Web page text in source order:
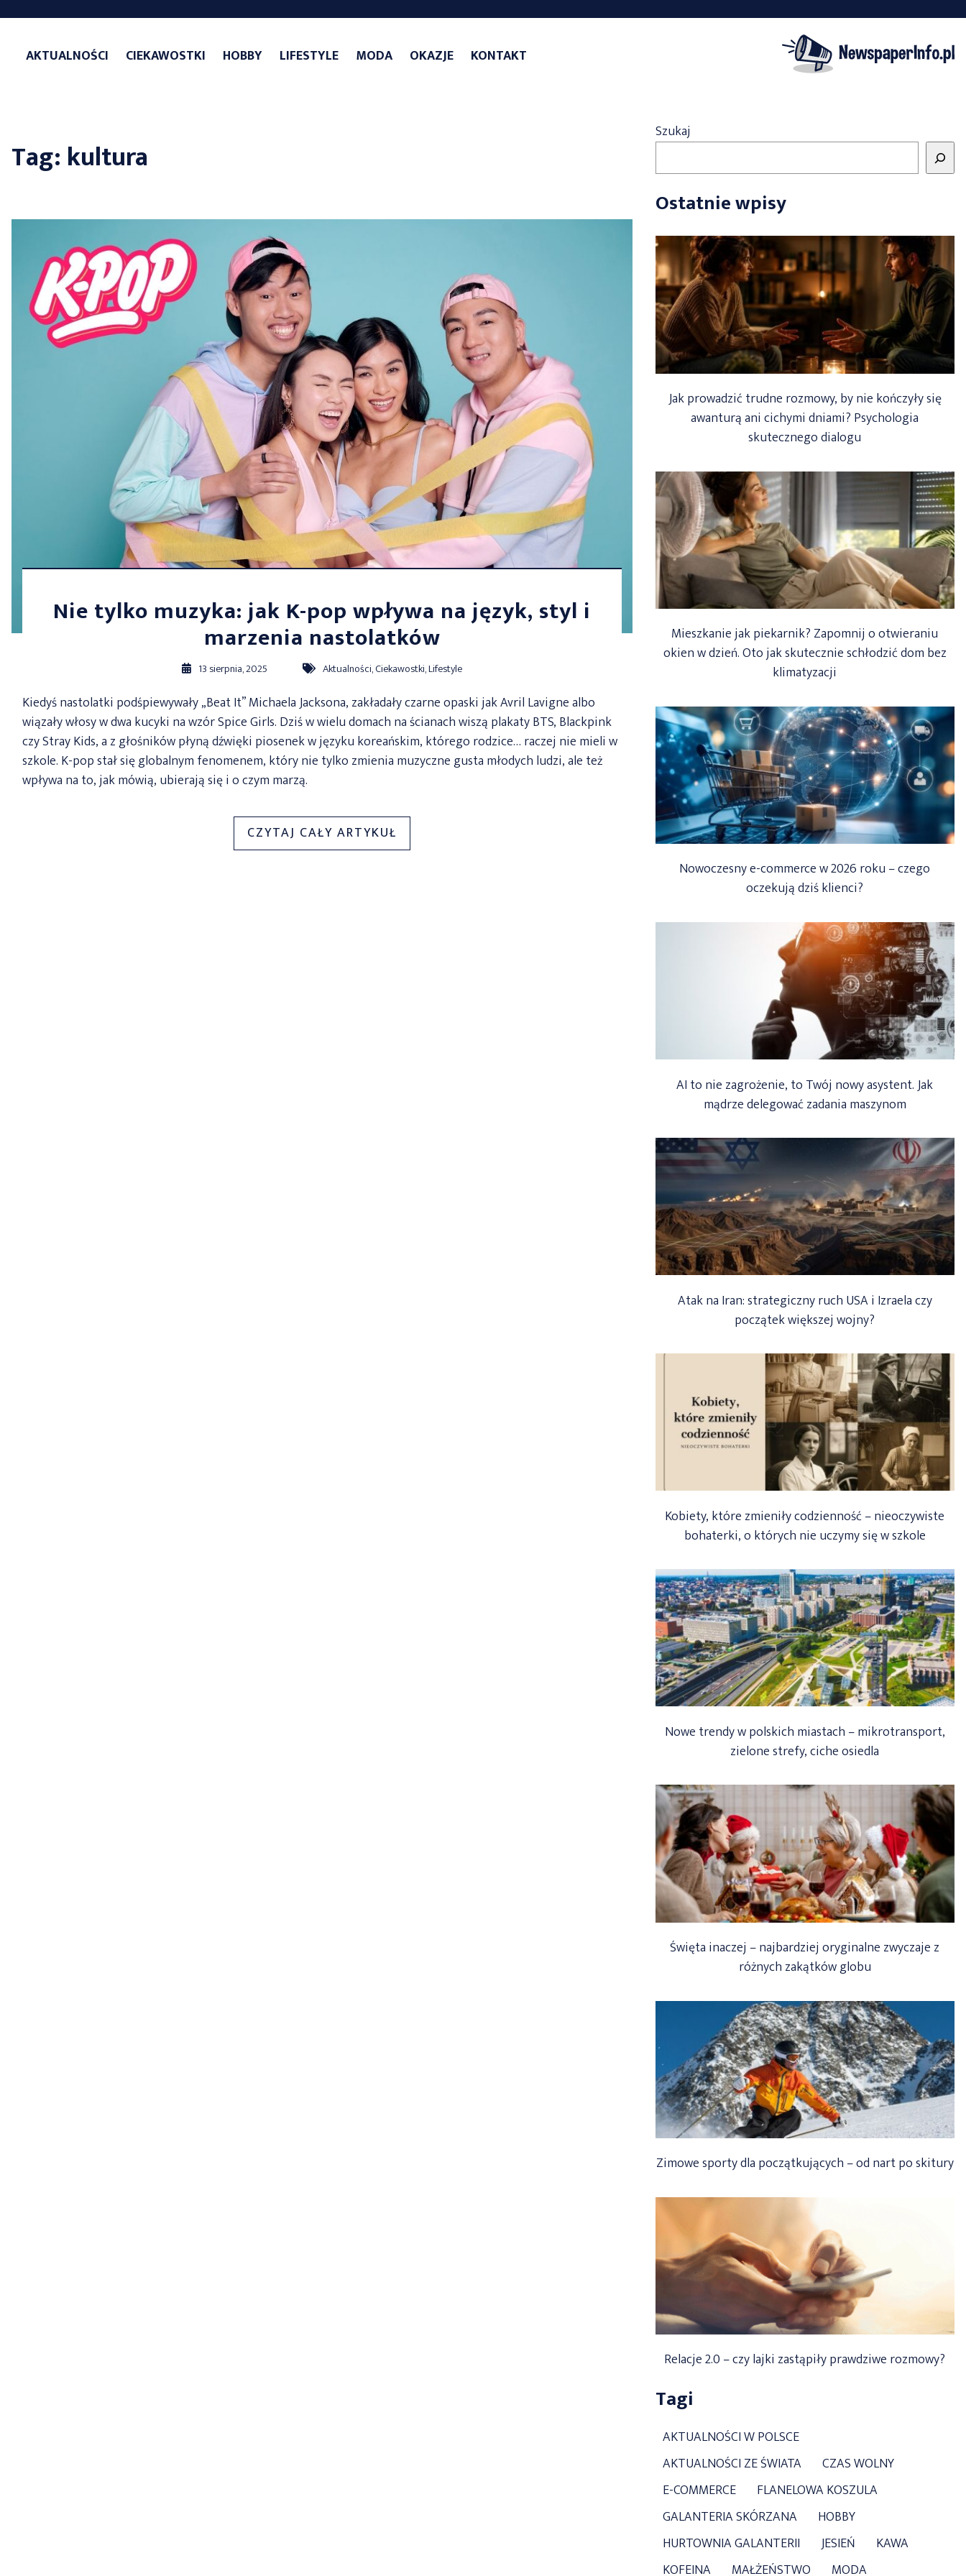
contentAKTUALNOŚCI CIEKAWOSTKI HOBBY LIFESTYLE MODA OKAZJE KONTAKT
Tag: kultura
Nie tylko muzyka: jak K-pop wpływa na język, styl i
marzenia nastolatków
13 sierpnia, 2025 Aktualności,Ciekawostki,Lifestyle
Kiedyś nastolatki podśpiewywały „Beat It” Michaela Jacksona, zakładały czarne opaski jak Avril Lavigne albo
wiązały włosy w dwa kucyki na wzór Spice Girls. Dziś w wielu domach na ścianach wiszą plakaty BTS, Blackpink
czy Stray Kids, a z głośników płyną dźwięki piosenek w języku koreańskim, którego rodzice… raczej nie mieli w
szkole. K-pop stał się globalnym fenomenem, który nie tylko zmienia muzyczne gusta młodych ludzi, ale też
wpływa na to, jak mówią, ubierają się i o czym marzą.
CZYTAJ CAŁY ARTYKUŁ
TYLKO
Szukaj
Ostatnie wpisy
Jak prowadzić trudne rozmowy, by nie kończyły się
awanturą ani cichymi dniami? Psychologia
skutecznego dialogu
Mieszkanie jak piekarnik? Zapomnij o otwieraniu
okien w dzień. Oto jak skutecznie schłodzić dom bez
klimatyzacji
Nowoczesny e-commerce w 2026 roku – czego
oczekują dziś klienci?
AI to nie zagrożenie, to Twój nowy asystent. Jak
mądrze delegować zadania maszynom
Atak na Iran: strategiczny ruch USA i Izraela czy
początek większej wojny?
Kobiety, które zmieniły codzienność – nieoczywiste
bohaterki, o których nie uczymy się w szkole
Nowe trendy w polskich miastach – mikrotransport,
zielone strefy, ciche osiedla
Święta inaczej – najbardziej oryginalne zwyczaje z
różnych zakątków globu
Zimowe sporty dla początkujących – od nart po skitury
Relacje 2.0 – czy lajki zastąpiły prawdziwe rozmowy?
Tagi
AKTUALNOŚCI W POLSCE
AKTUALNOŚCI ZE ŚWIATA
CZAS WOLNY
E-COMMERCE
FLANELOWA KOSZULA
GALANTERIA SKÓRZANA
HOBBY
HURTOWNIA GALANTERII
JESIEŃ
KAWA
KOFEINA
MAŁŻEŃSTWO MODA